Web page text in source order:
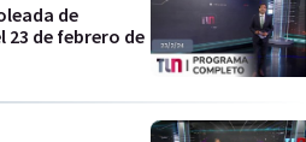
de
de febrero de